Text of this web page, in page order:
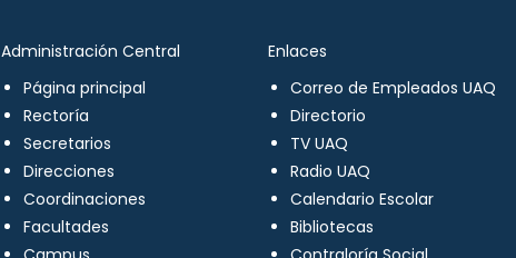
Administración Central
Página principal
Rectoría
Secretarios
Direcciones
Coordinaciones
Facultades
Enlaces
Correo de Empleados UAQ
Directorio
TV UAQ
Radio UAQ
Calendario Escolar
Bibliotecas